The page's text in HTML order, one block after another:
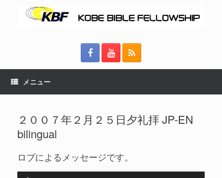
メニュー
２００７年２月２５日夕礼拝 JP-EN
bilingual
ロブによるメッセージです。